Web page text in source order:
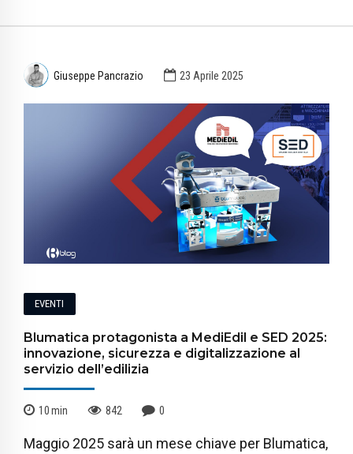
Giuseppe Pancrazio 23 Aprile 2025
EVENTI
Blumatica protagonista a MediEdil e SED 2025:
innovazione, sicurezza e digitalizzazione al
servizio dell’edilizia
10min 842 0
Maggio 2025 sarà un mese chiave per Blumatica,